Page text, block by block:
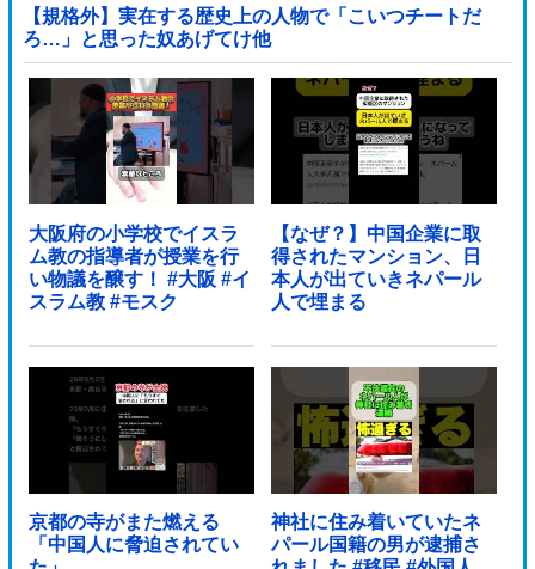
【規格外】実在する歴史上の人物で「こいつチートだ
ろ…」と思った奴あげてけ他
大阪府の小学校でイスラ
ム教の指導者が授業を行
い物議を醸す！ #大阪 #イ
スラム教 #モスク
【なぜ？】中国企業に取
得されたマンション、日
本人が出ていきネパール
人で埋まる
京都の寺がまた燃える
「中国人に脅迫されてい
神社に住み着いていたネ
パール国籍の男が逮捕さ